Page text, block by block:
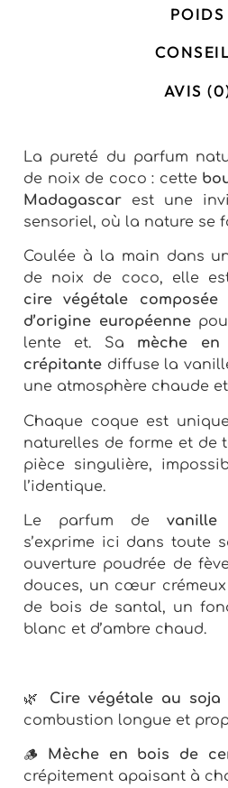
POIDS
AVIS
La pureté du parfum
de noix de coco : cette
Madagascar est une
sensoriel, où la nature se
Coulée à la main dans
de noix de coco, elle
cire végétale
d’origine européenne
lente et. Sa mèche
crépitante diffuse la
une atmosphère chaude
Chaque coque est
naturelles de forme et de
pièce singulière,
l’identique.
Le parfum devanille
s’exprime ici dans toute
ouverture poudrée de
douces, un cœur
de bois de santal, un
blanc et d’ambre chaud.
🌿 Cire végétale au soja
combustion longue et
🪵 Mèche en bois de
crépitement apaisant à